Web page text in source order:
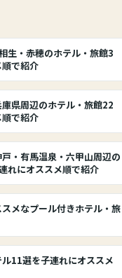
生・赤穂のホテル・旅館3
で紹介
県周辺のホテル・旅館22
で紹介
・有馬温泉・六甲山周辺の
れにオススメ順で紹介
メなプール付きホテル・旅
11選を子連れにオススメ